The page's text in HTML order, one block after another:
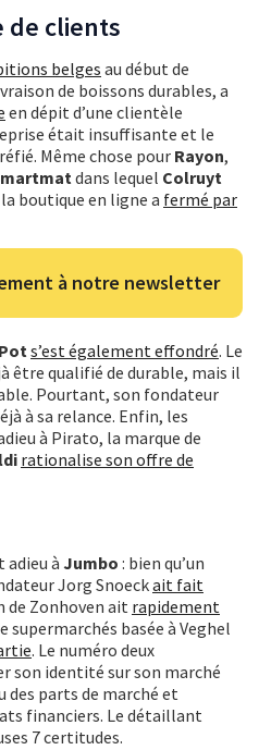
de clients
belges au début de
de boissons durables, a
en dépit d’une clientèle
était insuffisante et le
Même chose pour Rayon,
dans lequel Colruyt
boutique en ligne a fermé par
à notre newsletter
s’est également effondré. Le
être qualifié de durable, mais il
Pourtant, son fondateur
à sa relance. Enfin, les
à Pirato, la marque de
rationalise son offre de
adieu à Jumbo : bien qu’un
Jorg Snoeckait fait
de Zonhoven ait rapidement
supermarchés basée à Veghel
. Le numéro deux
son identité sur son marché
des parts de marché et
financiers. Le détaillant
7 certitudes.